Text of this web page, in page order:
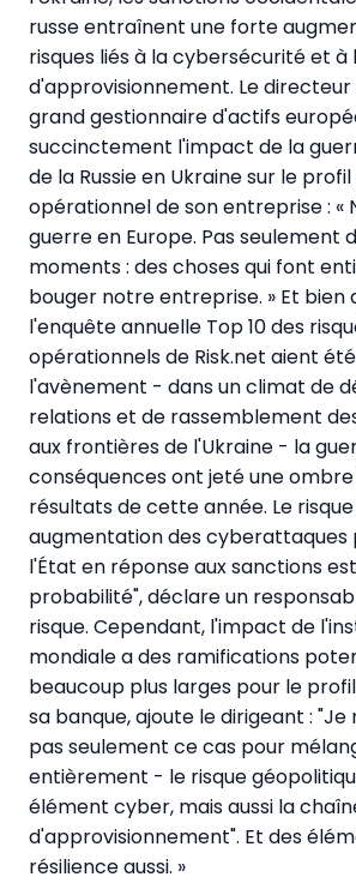
russe entraînent une forte
risques liés à la cybersécurité et à
d'approvisionnement. Le directeur
grand gestionnaire d'actifs
succinctement l'impact de la
de la Russie en Ukraine sur le
opérationnel de son entreprise : «
guerre en Europe. Pas seulement
moments : des choses qui font
bouger notre entreprise. » Et bien
l'enquête annuelle Top 10 des
opérationnels de Risk.net aient
l'avènement - dans un climat de
relations et de rassemblement
aux frontières de l'Ukraine - la
conséquences ont jeté une
résultats de cette année. Le
augmentation des cyberattaques
l'État en réponse aux sanctions
probabilité", déclare un
risque. Cependant, l'impact de
mondiale a des ramifications
beaucoup plus larges pour le
sa banque, ajoute le dirigeant :
pas seulement ce cas pour
entièrement - le risque
élément cyber, mais aussi la
d'approvisionnement". Et des
résilience aussi. »